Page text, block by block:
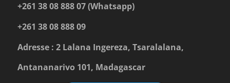
+261 38 08 888 07 (Whatsapp)
+261 38 08 888 09
Adresse : 2 Lalana Ingereza, Tsaralalana,
Antananarivo 101, Madagascar